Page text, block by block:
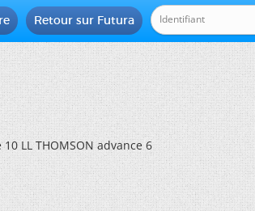
Retour sur Futura
LL THOMSON advance 6